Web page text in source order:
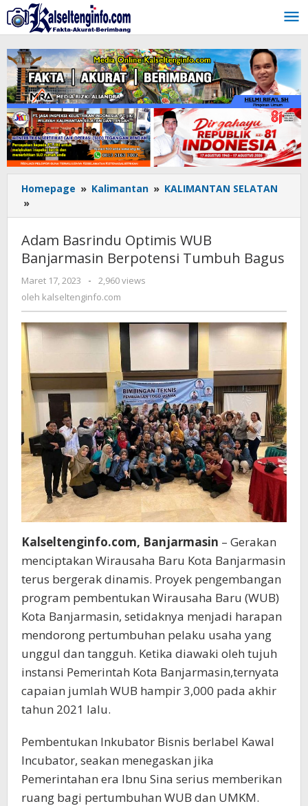
Lewati
ke
konten
Homepage » Kalimantan » KALIMANTAN SELATAN
»
Basrindu
Optimis
WUB
Banjarmasin
Berpotensi
Tumbuh
Bagus
Adam Basrindu Optimis WUB
Banjarmasin Berpotensi Tumbuh Bagus
Maret 17, 2023
oleh
kalseltenginfo.com
-
2,960 views
oleh kalseltenginfo.com
Kalseltenginfo.com, Banjarmasin – Gerakan
menciptakan Wirausaha Baru Kota Banjarmasin
terus bergerak dinamis. Proyek pengembangan
program pembentukan Wirausaha Baru (WUB)
Kota Banjarmasin, setidaknya menjadi harapan
mendorong pertumbuhan pelaku usaha yang
unggul dan tangguh. Ketika diawaki oleh tujuh
instansi Pemerintah Kota Banjarmasin,ternyata
capaian jumlah WUB hampir 3,000 pada akhir
tahun 2021 lalu.
Pembentukan Inkubator Bisnis berlabel Kawal
Incubator, seakan menegaskan jika
Pemerintahan era Ibnu Sina serius memberikan
ruang bagi pertumbuhan WUB dan UMKM.